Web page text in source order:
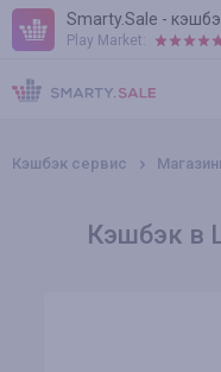
Smarty.Sale -
Play Market:
ПРАВИЛА
ПЛАГИНЫ
Кэшбэк сервис
Кэшбэк в